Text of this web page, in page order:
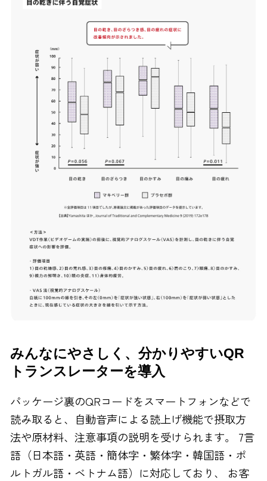
みんなにやさしく、分かりやすいQR
トランスレーターを導入
パッケージ裏のQRコードをスマートフォンなどで
読み取ると、自動音声による読上げ機能で摂取方
法や原材料、注意事項の説明を受けられます。 7言
語（日本語・英語・簡体字・繁体字・韓国語・ポ
ルトガル語・ベトナム語）に対応しており、 お客